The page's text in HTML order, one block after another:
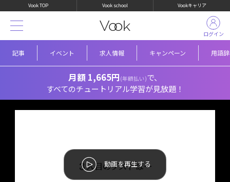
Vook TOP Vook school Vookキャリア
記事 イベント 求人情報 キャンペーン 用語
ログイン
月額 1,665円 (年額払い)で、
すべてのチュートリアル学習が見放題！
動画を再生する